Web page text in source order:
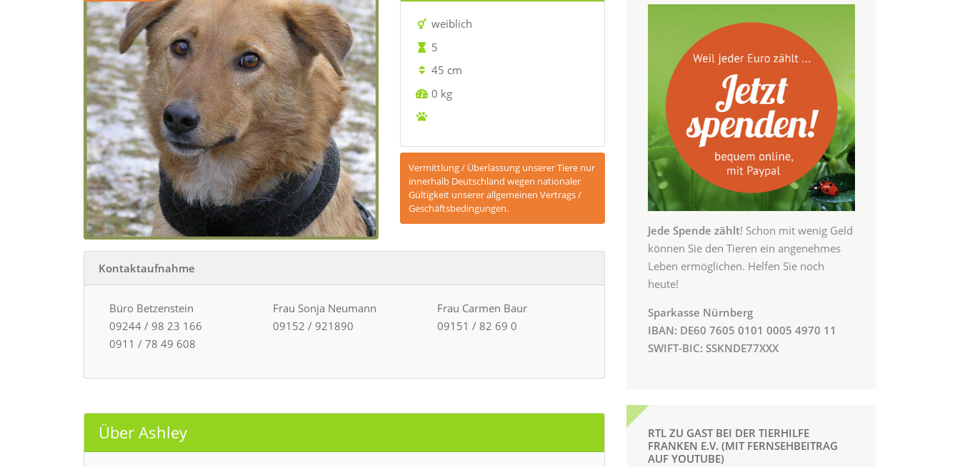
weiblich
5
45 cm
0 kg
Vermittlung / Überlassung unserer Tiere nur
innerhalb Deutschland wegen nationaler
Gültigkeit unserer allgemeinen Vertrags /
Geschäftsbedingungen.
Kontaktaufnahme
Büro Betzenstein
09244 / 98 23 166
0911 / 78 49 608
Frau Sonja Neumann
09152 / 921890
Frau Carmen Baur
09151 / 82 69 0
Über Ashley
Jede Spende zählt! Schon mit wenig Geld
können Sie den Tieren ein angenehmes
Leben ermöglichen. Helfen Sie noch
heute!
Sparkasse Nürnberg
IBAN: DE60 7605 0101 0005 4970 11
SWIFT-BIC: SSKNDE77XXX
RTL ZU GAST BEI DER TIERHILFE
FRANKEN E.V. (MIT FERNSEHBEITRAG
AUF YOUTUBE)